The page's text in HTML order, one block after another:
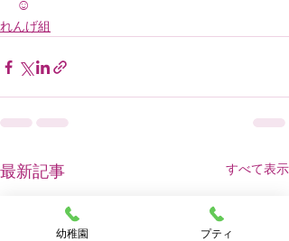
☺️
れんげ組
最新記事 すべて表示
幼稚園 プティ